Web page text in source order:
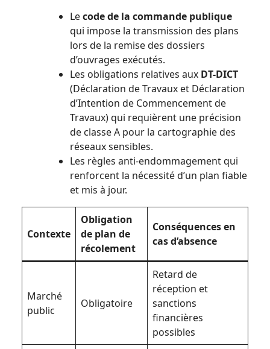
Lecode de la commande publique
qui impose la transmission des plans
lors de la remise des dossiers
d’ouvrages exécutés.
Les obligations relatives aux DT-DICT
(Déclaration de Travaux et Déclaration
d’Intention de Commencement de
Travaux) qui requièrent une précision
de classe A pour la cartographie des
réseaux sensibles.
Les règles anti-endommagement qui
renforcent la nécessité d’un plan fiable
et mis à jour.
Contexte
Obligation
de plan de
récolement
Conséquences en
cas d’absence
Marché
public
Obligatoire
Retard de
réception et
sanctions
financières
possibles